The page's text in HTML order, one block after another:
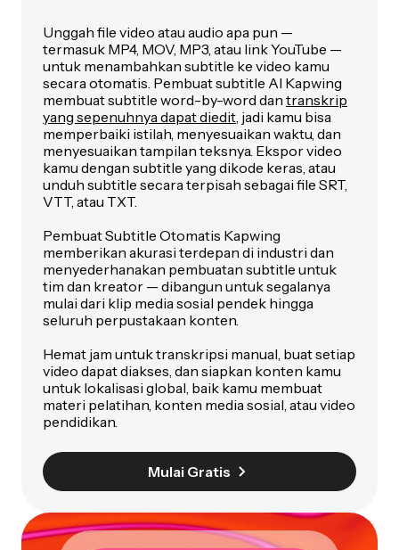
Unggah file video atau audio apa pun —
termasuk MP4, MOV, MP3, atau link YouTube —
untuk menambahkan subtitle ke video kamu
secara otomatis. Pembuat subtitle AI Kapwing
membuat subtitle word-by-word dan transkrip
yang sepenuhnya dapat diedit, jadi kamu bisa
memperbaiki istilah, menyesuaikan waktu, dan
menyesuaikan tampilan teksnya. Ekspor video
kamu dengan subtitle yang dikode keras, atau
unduh subtitle secara terpisah sebagai file SRT,
VTT, atau TXT.
Pembuat Subtitle Otomatis Kapwing
memberikan akurasi terdepan di industri dan
menyederhanakan pembuatan subtitle untuk
tim dan kreator — dibangun untuk segalanya
mulai dari klip media sosial pendek hingga
seluruh perpustakaan konten.
Hemat jam untuk transkripsi manual, buat setiap
video dapat diakses, dan siapkan konten kamu
untuk lokalisasi global, baik kamu membuat
materi pelatihan, konten media sosial, atau video
pendidikan.
Mulai Gratis